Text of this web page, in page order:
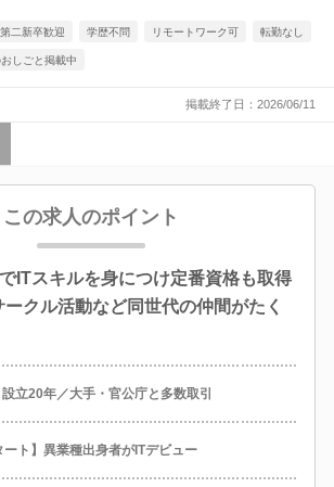
第二新卒歓迎 学歴不問 リモートワーク可 転勤なし
しごと掲載中
掲載終了日：2026/06/11
この求人のポイント
ITスキルを身につけ定番資格も取得
ークル活動など同世代の仲間がたく
設立20年／大手・官公庁と多数取引
ート】異業種出身者がITデビュー